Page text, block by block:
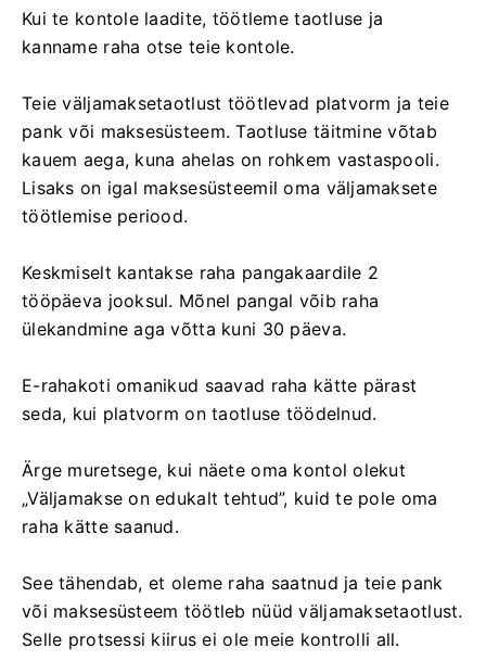
Kui te kontole laadite, töötleme taotluse ja
kanname raha otse teie kontole.
Teie väljamaksetaotlust töötlevad platvorm ja teie
pank või maksesüsteem. Taotluse täitmine võtab
kauem aega, kuna ahelas on rohkem vastaspooli.
Lisaks on igal maksesüsteemil oma väljamaksete
töötlemise periood.
Keskmiselt kantakse raha pangakaardile 2
tööpäeva jooksul. Mõnel pangal võib raha
ülekandmine aga võtta kuni 30 päeva.
E-rahakoti omanikud saavad raha kätte pärast
seda, kui platvorm on taotluse töödelnud.
Ärge muretsege, kui näete oma kontol olekut
„Väljamakse on edukalt tehtud”, kuid te pole oma
raha kätte saanud.
See tähendab, et oleme raha saatnud ja teie pank
või maksesüsteem töötleb nüüd väljamaksetaotlust.
Selle protsessi kiirus ei ole meie kontrolli all.